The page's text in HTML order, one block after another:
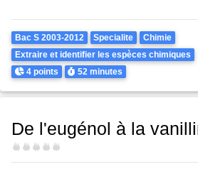
Theme
Bac S 2003-2012 Specialite
Chimie
Extraire et identifier les espèces chimiques
Points
4 points Durée
52 minutes
De l'eugénol à la
Difficulté